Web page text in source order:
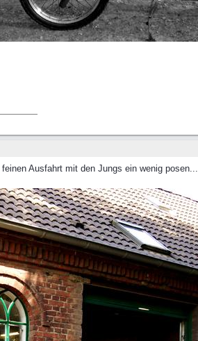
Ausfahrt mit den Jungs ein wenig posen...